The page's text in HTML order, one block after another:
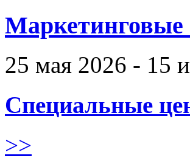
Маркетинговые
25 мая 2026 - 15
Специальные
>>